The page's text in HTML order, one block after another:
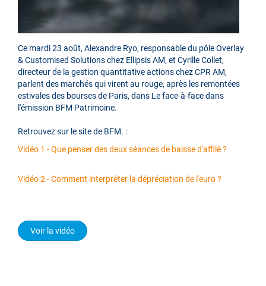
Ce mardi 23 août, Alexandre Ryo, responsable du pôle Overlay
& Customised Solutions chez Ellipsis AM, et Cyrille Collet,
directeur de la gestion quantitative actions chez CPR AM,
parlent des marchés qui virent au rouge, après les remontées
estivales des bourses de Paris, dans Le face-à-face dans
l'émission BFM Patrimoine.
Retrouvez sur le site de BFM. :
Vidéo 1 - Que penser des deux séances de baisse d'affilé ?
Vidéo 2 - Comment interpréter la dépréciation de l'euro ?
Voir la vidéo